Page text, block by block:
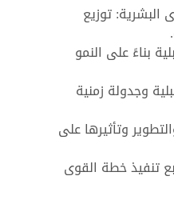
البشرية: توزيع
بناءً على النمو
وجدولة زمنية
وتأثيرها على
تنفيذ خطة القوى